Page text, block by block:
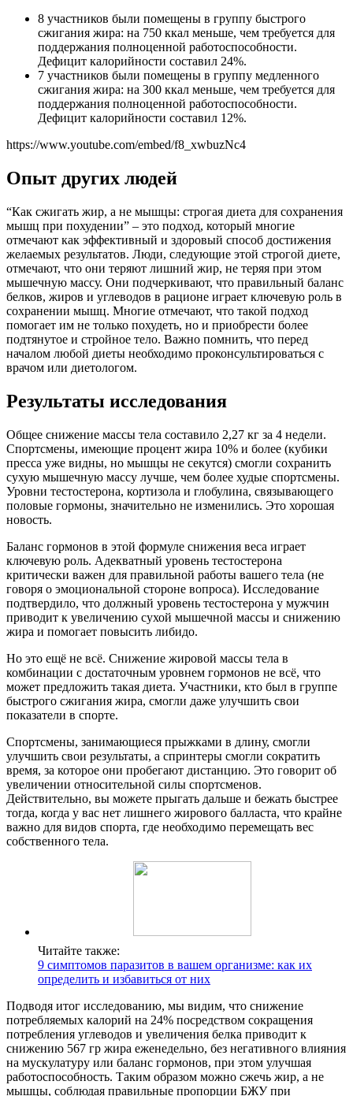
8 участников были помещены в группу быстрого
сжигания жира: на 750 ккал меньше, чем требуется для
поддержания полноценной работоспособности.
Дефицит калорийности составил 24%.
7 участников были помещены в группу медленного
сжигания жира: на 300 ккал меньше, чем требуется для
поддержания полноценной работоспособности.
Дефицит калорийности составил 12%.
https://www.youtube.com/embed/f8_xwbuzNc4
Опыт других людей
“Как сжигать жир, а не мышцы: строгая диета для сохранения
мышц при похудении” – это подход, который многие
отмечают как эффективный и здоровый способ достижения
желаемых результатов. Люди, следующие этой строгой диете,
отмечают, что они теряют лишний жир, не теряя при этом
мышечную массу. Они подчеркивают, что правильный баланс
белков, жиров и углеводов в рационе играет ключевую роль в
сохранении мышц. Многие отмечают, что такой подход
помогает им не только похудеть, но и приобрести более
подтянутое и стройное тело. Важно помнить, что перед
началом любой диеты необходимо проконсультироваться с
врачом или диетологом.
Результаты исследования
Общее снижение массы тела составило 2,27 кг за 4 недели.
Спортсмены, имеющие процент жира 10% и более (кубики
пресса уже видны, но мышцы не секутся) смогли сохранить
сухую мышечную массу лучше, чем более худые спортсмены.
Уровни тестостерона, кортизола и глобулина, связывающего
половые гормоны, значительно не изменились. Это хорошая
новость.
Баланс гормонов в этой формуле снижения веса играет
ключевую роль. Адекватный уровень тестостерона
критически важен для правильной работы вашего тела (не
говоря о эмоциональной стороне вопроса). Исследование
подтвердило, что должный уровень тестостерона у мужчин
приводит к увеличению сухой мышечной массы и снижению
жира и помогает повысить либидо.
Но это ещё не всё. Снижение жировой массы тела в
комбинации с достаточным уровнем гормонов не всё, что
может предложить такая диета. Участники, кто был в группе
быстрого сжигания жира, смогли даже улучшить свои
показатели в спорте.
Спортсмены, занимающиеся прыжками в длину, смогли
улучшить свои результаты, а спринтеры смогли сократить
время, за которое они пробегают дистанцию. Это говорит об
увеличении относительной силы спортсменов.
Действительно, вы можете прыгать дальше и бежать быстрее
тогда, когда у вас нет лишнего жирового балласта, что крайне
важно для видов спорта, где необходимо перемещать вес
собственного тела.
Читайте также:
9 симптомов паразитов в вашем организме: как их
определить и избавиться от них
Подводя итог исследованию, мы видим, что снижение
потребляемых калорий на 24% посредством сокращения
потребления углеводов и увеличения белка приводит к
снижению 567 гр жира еженедельно, без негативного влияния
на мускулатуру или баланс гормонов, при этом улучшая
работоспособность. Таким образом можно сжечь жир, а не
мышцы, соблюдая правильные пропорции БЖУ при